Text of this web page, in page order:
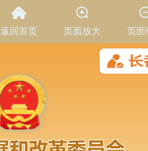
返回首页 页面放大 页